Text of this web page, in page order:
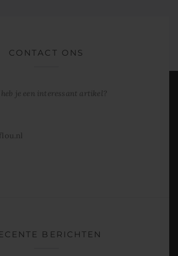
CONTACT ONS
je een interessant artikel?
BERICHTEN